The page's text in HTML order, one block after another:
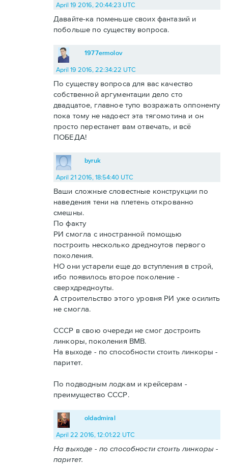
April 19 2016, 20:44:23 UTC
Давайте-ка поменьше своих фантазий и
побольше по существу вопроса.
1977ermolov
April 19 2016, 22:34:22 UTC
По существу вопроса для вас качество
собственной аргументации дело сто
двадцатое, главное тупо возражать оппоненту
пока тому не надоест эта тягомотина и он
просто перестанет вам отвечать, и всё
ПОБЕДА!
byruk
April 21 2016, 18:54:40 UTC
Ваши сложные словестные конструкции по
наведения тени на плетень открованно
смешны.
По факту
РИ смогла с иностранной помощью
построить несколько дредноутов первого
поколения.
НО они устарели еще до вступления в строй,
ибо появилось второе поколение -
сверхдредноуты.
А строительство этого уровня РИ уже осилить
не смогла.
СССР в свою очереди не смог достроить
линкоры, поколения ВМВ.
На выходе - по способности стоить линкоры -
паритет.
По подводным лодкам и крейсерам -
преимущество СССР.
oldadmiral
April 22 2016, 12:01:22 UTC
На выходе - по способности стоить линкоры -
паритет.